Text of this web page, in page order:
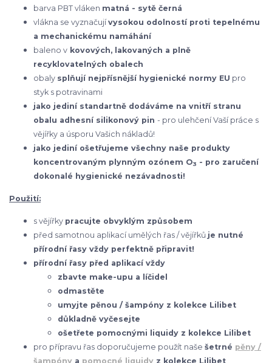
barva PBT vláken matná - sytě černá
vlákna se vyznačujívysokou odolností proti tepelnému
a mechanickému namáhání
baleno v kovových, lakovaných a plně
recyklovatelných obalech
obaly splňují nejpřísnější hygienické normy EU pro
styk s potravinami
jako jediní standartně dodáváme na vnitří stranu
obalu adhesní silikonový pin - pro ulehčení Vaší práce s
vějířky a úsporu Vašich nákladů!
jako jediní ošetřujeme všechny naše produkty
koncentrovaným plynným ozónem O3 - pro zaručení
dokonalé hygienické nezávadnosti!
Použití:
s vějířky pracujte obvyklým způsobem
před samotnou aplikací umělých řas / vějířků je nutné
přírodní řasy vždy perfektně připravit!
přírodní řasy před aplikací vždy
zbavte make-upu a líčidel
odmastěte
umyjte pěnou / šampóny z kolekce Lilibet
důkladně vyčesejte
ošetřete pomocnými liquidy z kolekce Lilibet
pro přípravu řas doporučujeme použít naše šetrné pěny /
šampóny a pomocné liquidy z kolekce Lilibet